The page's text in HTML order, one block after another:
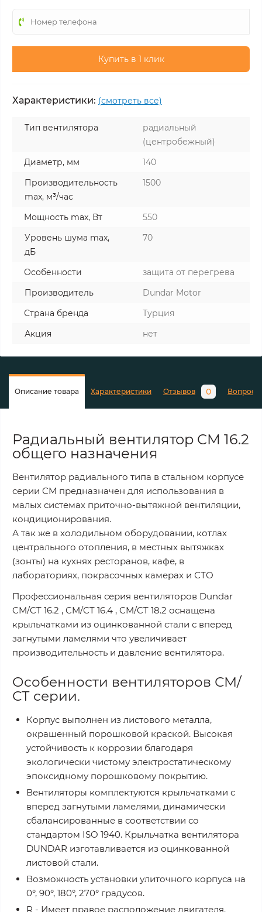
Купить в 1 клик
Характеристики: (смотреть все)
Тип вентилятора
радиальный
(центробежный)
Диаметр, мм
140
Производительность
max, м³/час
1500
Мощность max, Вт
550
Уровень шума max,
дБ
70
Особенности
защита от перегрева
Производитель
Dundar Motor
Страна бренда
Турция
Акция
нет
Описание товара Характеристики Отзывов 0 Вопросы
Радиальный вентилятор CM 16.2
общего назначения
Вентилятор радиального типа в стальном корпусе
серии CM предназначен для использования в
малых системах приточно-вытяжной вентиляции,
кондиционирования.
А так же в холодильном оборудовании, котлах
центрального отопления, в местных вытяжках
(зонты) на кухнях ресторанов, кафе, в
лабораториях, покрасочных камерах и СТО
Профессиональная серия вентиляторов Dundar
CM/CT 16.2 , CM/CT 16.4 , CM/CT 18.2 оснащена
крыльчатками из оцинкованной стали с вперед
загнутыми ламелями что увеличивает
производительность и давление вентилятора.
Особенности вентиляторов СМ/
СТ серии.
Корпус выполнен из листового металла,
окрашенный порошковой краской. Высокая
устойчивость к коррозии благодаря
экологически чистому электростатическому
эпоксидному порошковому покрытию.
Вентиляторы комплектуются крыльчатками с
вперед загнутыми ламелями, динамически
сбалансированные в соответствии со
стандартом ISO 1940. Крыльчатка вентилятора
DUNDAR изготавливается из оцинкованной
листовой стали.
Возможность установки улиточного корпуса на
0°, 90°, 180°, 270° градусов.
R - Имеет правое расположение двигателя.